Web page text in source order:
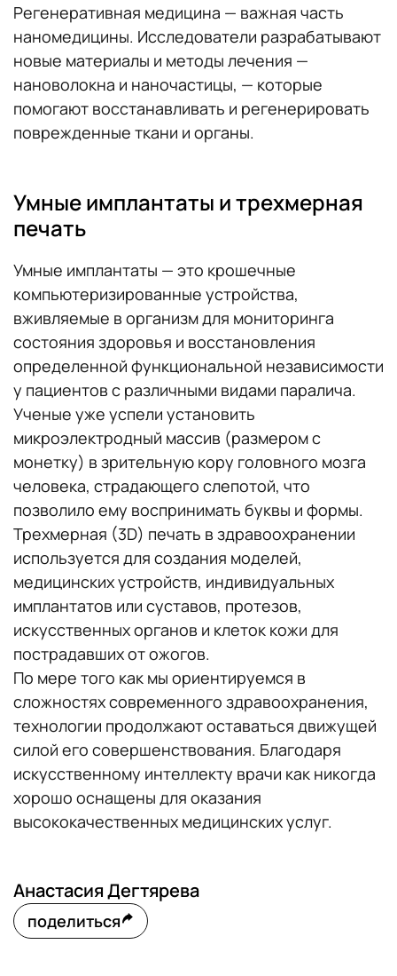
Регенеративная медицина — важная часть
наномедицины. Исследователи разрабатывают
новые материалы и методы лечения —
нановолокна и наночастицы, — которые
помогают восстанавливать и регенерировать
поврежденные ткани и органы.
Умные имплантаты и трехмерная
печать
Умные имплантаты — это крошечные
компьютеризированные устройства,
вживляемые в организм для мониторинга
состояния здоровья и восстановления
определенной функциональной независимости
у пациентов с различными видами паралича.
Ученые уже успели установить
микроэлектродный массив (размером с
монетку) в зрительную кору головного мозга
человека, страдающего слепотой, что
позволило ему воспринимать буквы и формы.
Трехмерная (3D) печать в здравоохранении
используется для создания моделей,
медицинских устройств, индивидуальных
имплантатов или суставов, протезов,
искусственных органов и клеток кожи для
пострадавших от ожогов.
По мере того как мы ориентируемся в
сложностях современного здравоохранения,
технологии продолжают оставаться движущей
силой его совершенствования. Благодаря
искусственному интеллекту врачи как никогда
хорошо оснащены для оказания
высококачественных медицинских услуг.
Анастасия Дегтярева
поделиться